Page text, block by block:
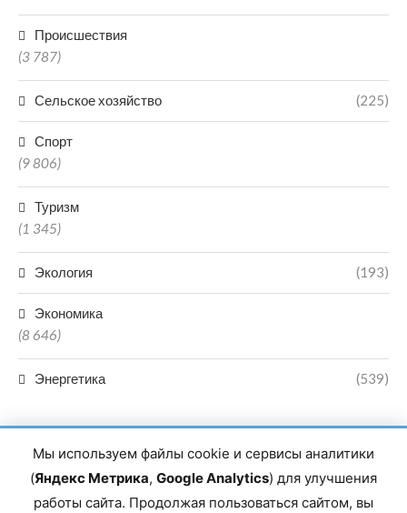
Происшествия
(3 787)
Сельское хозяйство (225)
Спорт
(9 806)
Туризм
(1 345)
Экология (193)
Экономика
(8 646)
Энергетика (539)
Мы используем файлы cookie и сервисы аналитики
(Яндекс Метрика, Google Analytics) для улучшения
работы сайта. Продолжая пользоваться сайтом, вы